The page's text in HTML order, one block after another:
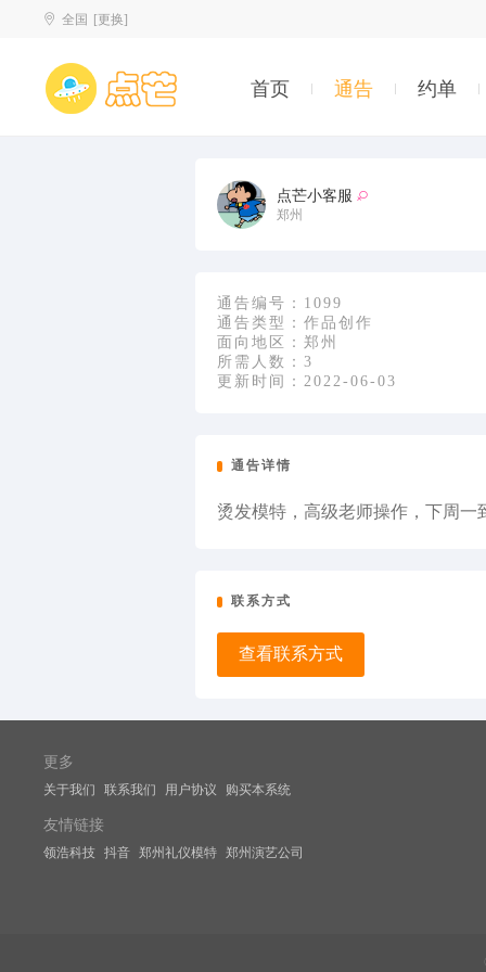
全国 [更换]
首页 通告 约单
点芒小客服
郑州
通告编号： 1099
通告类型： 作品创作
面向地区： 郑州
所需人数： 3
更新时间： 2022-06-03
通告详情
烫发模特，高级老师操作，下周一
联系方式
查看联系方式
更多
关于我们 联系我们 用户协议 购买本系统
友情链接
领浩科技 抖音 郑州礼仪模特 郑州演艺公司